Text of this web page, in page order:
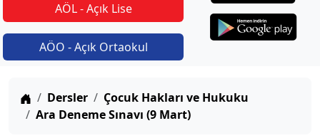
AÖL - Açık Lise
AÖO - Açık Ortaokul
Anasayfa
Dersler
Çocuk Hakları ve Hukuku
Ara Deneme Sınavı (9 Mart)